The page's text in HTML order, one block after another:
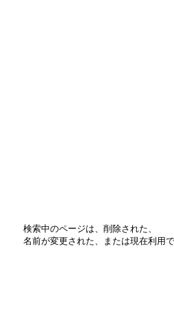
検索中のページは、削除された、
名前が変更された、または現在利用で